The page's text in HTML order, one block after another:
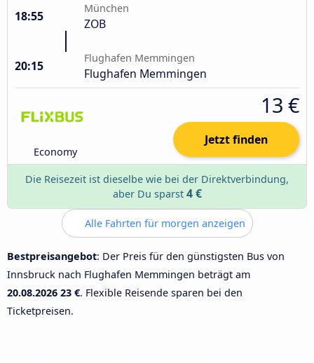
18:55
München
ZOB
20:15
Flughafen Memmingen
Flughafen Memmingen
Economy
13 €
Jetzt finden
Die Reisezeit ist dieselbe wie bei der Direktverbindung,
aber Du sparst 4 €
Alle Fahrten für morgen anzeigen
Bestpreisangebot: Der Preis für den günstigsten Bus von
Innsbruck nach Flughafen Memmingen beträgt am
20.08.2026 23 €. Flexible Reisende sparen bei den
Ticketpreisen.